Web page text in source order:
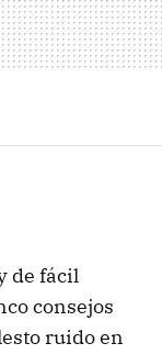
de fácil
consejos
ruido en